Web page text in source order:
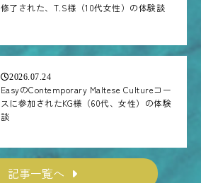
修了された、T.S様（10代女性）の体験談
2026.07.24
EasyのContemporary Maltese Cultureコー
スに参加されたKG様（60代、女性）の体験
談
記事一覧へ